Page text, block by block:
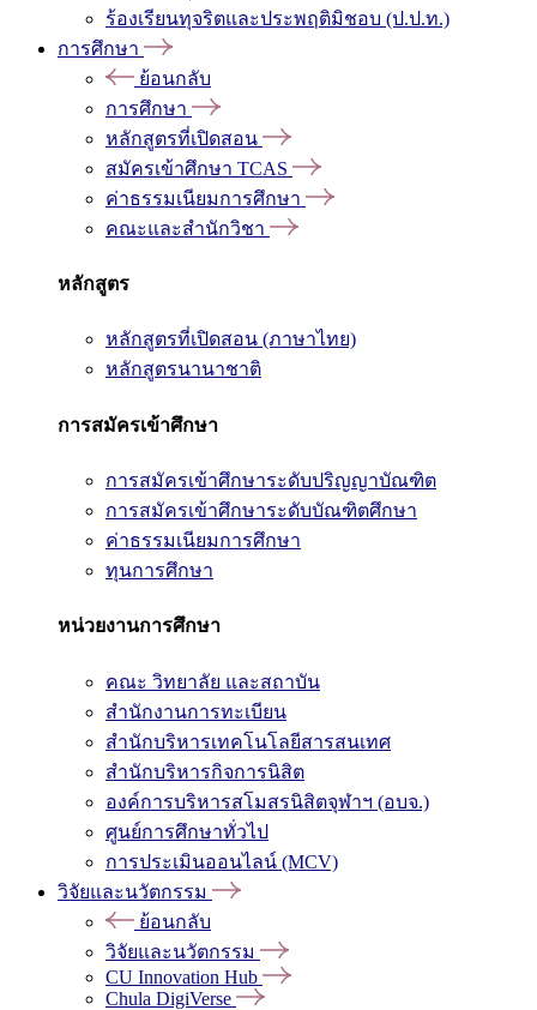
ร้องเรียนทุจริตและประพฤติมิชอบ (ป.ป.ท.)
การศึกษา
ย้อนกลับ
การศึกษา
หลักสูตรที่เปิดสอน
สมัครเข้าศึกษา TCAS
ค่าธรรมเนียมการศึกษา
คณะและสำนักวิชา
หลักสูตร
หลักสูตรที่เปิดสอน (ภาษาไทย)
หลักสูตรนานาชาติ
การสมัครเข้าศึกษา
การสมัครเข้าศึกษาระดับปริญญาบัณฑิต
การสมัครเข้าศึกษาระดับบัณฑิตศึกษา
ค่าธรรมเนียมการศึกษา
ทุนการศึกษา
หน่วยงานการศึกษา
คณะ วิทยาลัย และสถาบัน
สำนักงานการทะเบียน
สำนักบริหารเทคโนโลยีสารสนเทศ
สำนักบริหารกิจการนิสิต
องค์การบริหารสโมสรนิสิตจุฬาฯ (อบจ.)
ศูนย์การศึกษาทั่วไป
การประเมินออนไลน์ (MCV)
วิจัยและนวัตกรรม
ย้อนกลับ
วิจัยและนวัตกรรม
CU Innovation Hub
Chula DigiVerse